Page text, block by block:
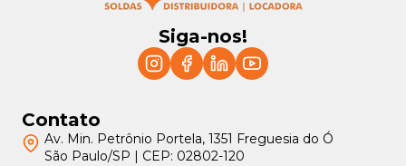
Siga-nos!
Contato
Av. Min. Petrônio Portela, 1351 Freguesia do Ó
São Paulo/SP | CEP: 02802-120